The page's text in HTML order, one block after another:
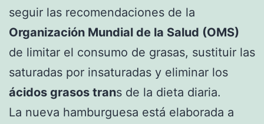
seguir las recomendaciones de la
Organización Mundial de la Salud (OMS)
de limitar el consumo de grasas, sustituir las
saturadas por insaturadas y eliminar los
ácidos grasos trans de la dieta diaria.
La nueva hamburguesa está elaborada a